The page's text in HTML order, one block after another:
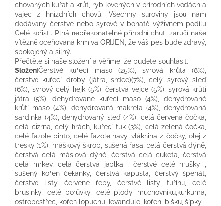
chovaných kuřat a krůt, ryb lovených v prírodních vodách a
vajec z hnízdních chovů. Všechny suroviny jsou nám
dodávány čerstvé nebo syrové v bohatě výživném podílu
Celé kořisti. Plná nepřekonatelné přírodní chuti zaručí naše
vítězně oceňovaná krmiva ORIJEN, že váš pes bude zdravý,
spokojený a silný.
Přečtěte si naše složení a věříme, že budete souhlasit.
SloženíČerstvé kuřecí maso (25%), syrová krůta (8%),
čerstvé kuřecí droby (játra, srdce)(7%), celý syrový sleď
(6%), syrový celý hejk (5%), čerstvá vejce (5%), syrová krůtí
játra (5%), dehydrované kuřecí maso (4%), dehydrované
krůtí maso (4%), dehydrovaná makrela (4%), dehydrovaná
sardinka (4%), dehydrovaný sleď (4%), celá červená čočka,
celá cizrna, celý hrách, kuřecí tuk (3%), celá zelená čočka,
celé fazole pinto, celé fazole navy, vláknina z čočky, olej z
tresky (1%), hráškový škrob, sušená řasa, celá čerstvá dýně,
čerstvá celá máslová dýně, čerstvá celá cuketa, čerstvá
celá mrkev, celá čerstvá jablka , čerstvé celé hrušky ,
sušený kořen čekanky, čerstvá kapusta, čerstvý špenát,
čerstvé listy červené řepy, čerstvé listy tuřínu, celé
brusinky, celé borůvky, celé plody muchovníku,kurkuma,
ostropestřec, kořen lopuchu, levandule, kořen ibišku, šípky.